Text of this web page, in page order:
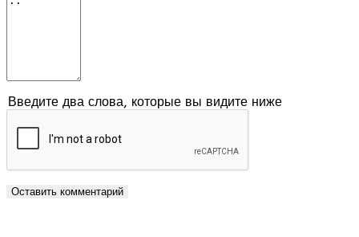
Введите два слова, которые вы видите ниже